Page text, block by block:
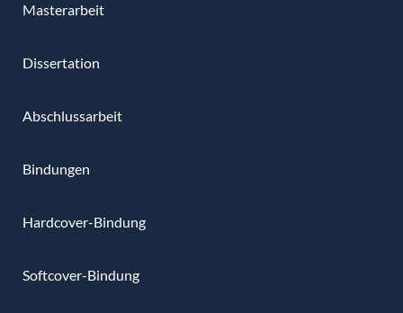
Masterarbeit
Dissertation
Abschlussarbeit
Bindungen
Hardcover-Bindung
Softcover-Bindung